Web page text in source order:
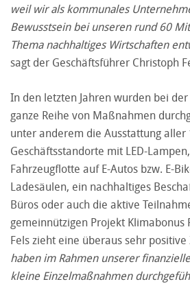
weil wir als kommunales
Bewusstsein bei unseren rund 60
Thema nachhaltiges Wirtschaften
sagt der Geschäftsführer Christoph
In den letzten Jahren wurden bei
ganze Reihe von Maßnahmen
unter anderem die Ausstattung aller
Geschäftsstandorte mit LED-
Fahrzeugflotte auf E-Autos bzw. E-
Ladesäulen, ein nachhaltiges
Büros oder auch die aktive
gemeinnützigen Projekt Klimabonus
Fels zieht eine überaus sehr positive
haben im Rahmen unserer
kleine Einzelmaßnahmen